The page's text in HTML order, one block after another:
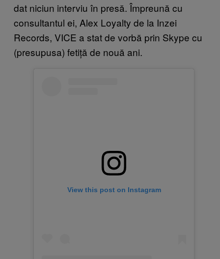
dat niciun interviu în presă. Împreună cu
consultantul ei, Alex Loyalty de la Inzei
Records, VICE a stat de vorbă prin Skype cu
(presupusa) fetiță de nouă ani.
View this post on Instagram